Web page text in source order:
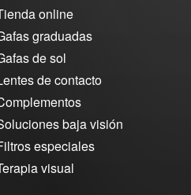
online
graduadas
de sol
de contacto
baja visión
especiales
visual